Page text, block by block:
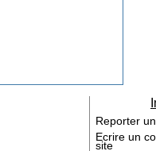
Reporter
Ecrire un
site